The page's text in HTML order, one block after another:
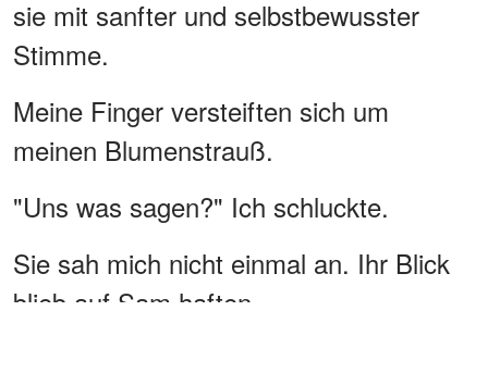
sie mit sanfter und selbstbewusster
Stimme.
Meine Finger versteiften sich um
meinen Blumenstrauß.
"Uns was sagen?" Ich schluckte.
Sie sah mich nicht einmal an. Ihr Blick
blieb auf Sam haften.